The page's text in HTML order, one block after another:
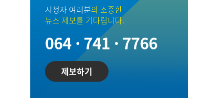
시청자 여러분의 소중한
뉴스 제보를 기다립니다.
064 · 741 · 7766
제보하기